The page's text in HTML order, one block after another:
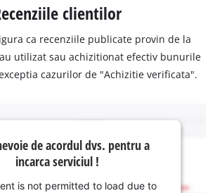
clientilor
ca recenziile publicate provin de la
utilizat sau achizitionat efectiv bunurile
cazurilor de "Achizitie verificata".
de acordul dvs. pentru a
incarca serviciul !
is not permitted to load due to